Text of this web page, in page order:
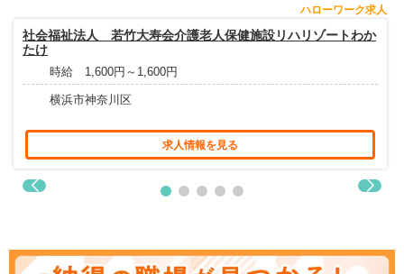
ハローワーク求人
社会福祉法人 若竹大寿会介護老人保健施設リハリゾートわか
たけ
時給 1,600円～1,600円
横浜市神奈川区
求人情報を見る